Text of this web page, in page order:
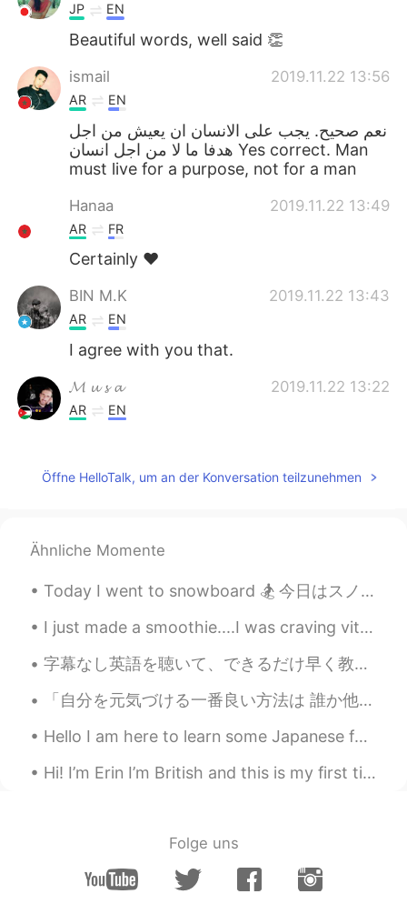
JP EN
Beautiful words, well said 👏
ismail 2019.11.22 13:56
AR EN
نعم صحيح. يجب على الانسان ان يعيش من اجل
هدفا ما لا من اجل انسان Yes correct. Man
must live for a purpose, not for a man
Hanaa 2019.11.22 13:49
AR FR
Certainly ❤
BIN M.K 2019.11.22 13:43
AR EN
I agree with you that.
𝓜 𝓾 𝓼 𝓪 2019.11.22 13:22
AR EN
Zino 2019.11.22 13:18
EN KR
💯💯💯
ΨǾƯ₡Σ₣ 2019.11.22 13:14
Be you and not be a copy of others
Wilson 2019.11.22 13:13
ES EN
Yes,you can
Öffne HelloTalk, um an der Konversation teilzunehmen
Ähnliche Momente
Today I went to snowboard 🏂 今日はスノーボードに行きました It was a lot fun! ✨ とても楽しかったです The snow was like po...
I just made a smoothie....I was craving vitamin C haha スムージーを作ったばかりです。ビタミンCが欲しかったです。笑ｗ 我刚做了冰沙.....
字幕なし英語を聴いて、できるだけ早く教科書を捨てて本物の小説とかを読んで、そういうアドバイスは俺はよく話してる。でもよく異論されるのは、"それは全然勉強には感じないし、言葉を学んでると気がしない...
「自分を元気づける一番良い方法は 誰か他の人を元気づけてあげることだ」🌈✨ The best way to help yourself is to help others. ✨🌈 確かに! ...
Hello I am here to learn some Japanese for beginners let's be friends ! very excited to chat ...
Hi! I’m Erin I’m British and this is my first time using this app. Hoping to learn some Japanese ...
Folge uns